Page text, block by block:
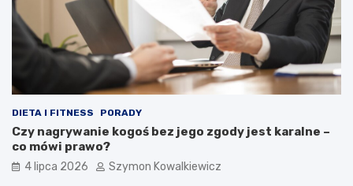
DIETA I FITNESS PORADY
Czy nagrywanie kogoś bez jego zgody jest karalne –
co mówi prawo?
4 lipca 2026 Szymon Kowalkiewicz